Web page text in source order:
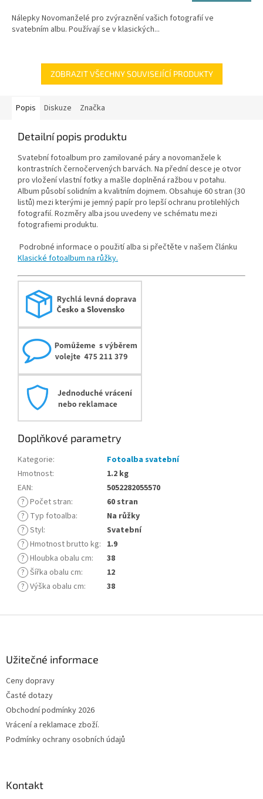
Nálepky Novomanželé pro zvýraznění vašich fotografií ve
svatebním albu. Používají se v klasických...
ZOBRAZIT VŠECHNY SOUVISEJÍCÍ PRODUKTY
Popis Diskuze Značka
Detailní popis produktu
Svatební fotoalbum pro zamilované páry a novomanžele k
kontrastních černočervených barvách. Na přední desce je otvor
pro vložení vlastní fotky a mašle doplněná ražbou v potahu.
Album působí solidním a kvalitním dojmem. Obsahuje 60 stran (30
listů) mezi kterými je jemný papír pro lepší ochranu protilehlých
fotografií. Rozměry alba jsou uvedeny ve schématu mezi
fotografiemi produktu.
Podrobné informace o použití alba si přečtěte v našem článku
Klasické fotoalbum na růžky.
Doplňkové parametry
Kategorie:
Fotoalba svatební
Hmotnost:
1.2 kg
EAN:
5052282055570
? Počet stran:
60 stran
? Typ fotoalba:
Na růžky
? Styl:
Svatební
? Hmotnost brutto kg: 1.9
? Hloubka obalu cm:
38
? Šířka obalu cm:
12
? Výška obalu cm: 38
Užitečné informace
Ceny dopravy
Časté dotazy
Obchodní podmínky 2026
Vrácení a reklamace zboží.
Podmínky ochrany osobních údajů
Kontakt